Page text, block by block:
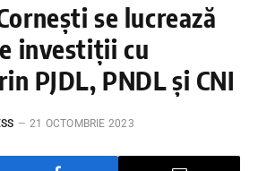
se lucrează
investiții cu
PJDL, PNDL și CNI
21 OCTOMBRIE 2023